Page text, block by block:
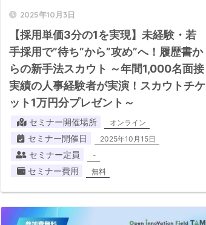
2025年10月3日
【採用単価3分の1を実現】未経験・若
手採用で”待ち”から”攻め”へ！履歴書か
らの新手法スカウト ～年間1,000名面接
実績の人事経験者が実演！スカウトチケ
ット1万円分プレゼント～
セミナー開催場所 オンライン
セミナー開催日 2025年10月15日
セミナー定員 -
セミナー費用 無料